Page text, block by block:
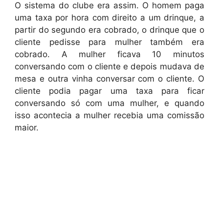
O sistema do clube era assim. O homem paga
uma taxa por hora com direito a um drinque, a
partir do segundo era cobrado, o drinque que o
cliente pedisse para mulher também era
cobrado. A mulher ficava 10 minutos
conversando com o cliente e depois mudava de
mesa e outra vinha conversar com o cliente. O
cliente podia pagar uma taxa para ficar
conversando só com uma mulher, e quando
isso acontecia a mulher recebia uma comissão
maior.